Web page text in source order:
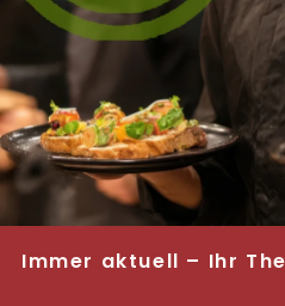
Immer aktuell – Ihr